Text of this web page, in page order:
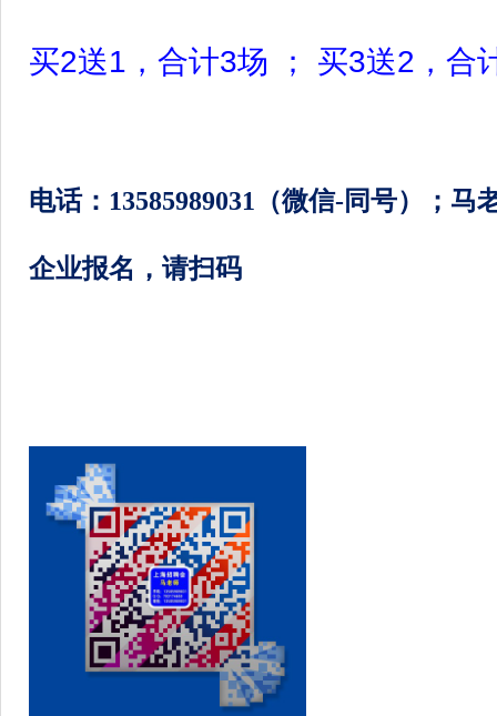
买2送1，合计3场 ； 买3送2，合
电话： 13585989031 （微信-同号）； 马
企业报名，请扫码